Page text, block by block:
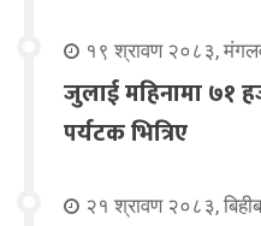
१९ श्रावण २०८३,
जुलाई महिनामा ७१
पर्यटक भित्रिए
२१ श्रावण २०८३,